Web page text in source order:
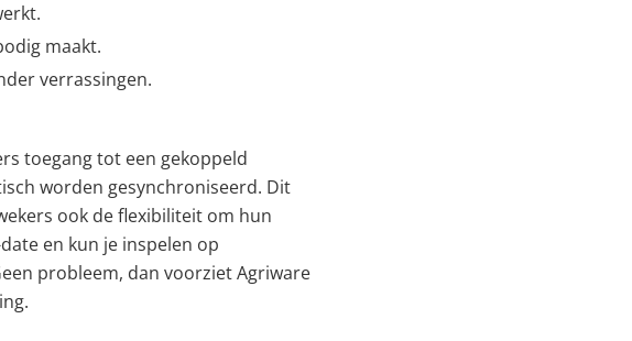
maakt.
verrassingen.
toegang tot een gekoppeld
worden gesynchroniseerd. Dit
ook de flexibiliteit om hun
en kun je inspelen op
probleem, dan voorziet Agriware